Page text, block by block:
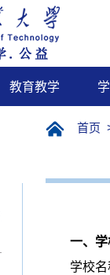
教育教学
首页
一、
学校